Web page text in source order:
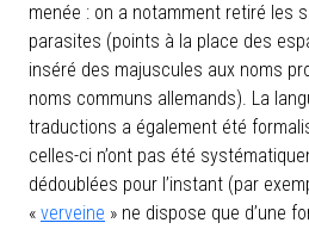
menée : on a notamment retiré les
parasites (points à la place des
inséré des majuscules aux noms
noms communs allemands). La
traductions a également été
celles-ci n’ont pas été
dédoublées pour l’instant (par
« verveine » ne dispose que d’une